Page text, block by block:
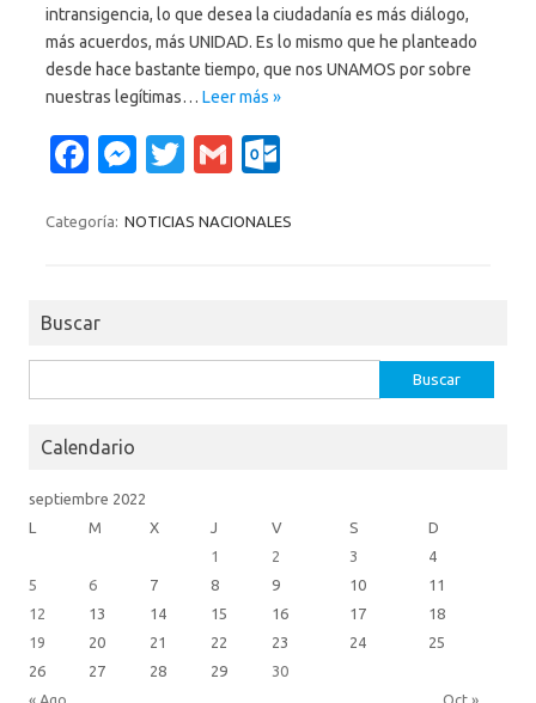
intransigencia, lo que desea la ciudadanía es más diálogo,
más acuerdos, más UNIDAD. Es lo mismo que he planteado
desde hace bastante tiempo, que nos UNAMOS por sobre
nuestras legítimas… Leer más »
Fa
e
M
se
T
it
G
ail lo
Categoría: NOTICIAS NACIONALES
Buscar
Calendario
septiembre 2022
L
M X J V S D
« Ago Oct »
1 2 3
4
5
6 7 8 9 10
11
12
13 14 15 16 17
18
19
20 21 22 23 24
25
26
27 28 29 30